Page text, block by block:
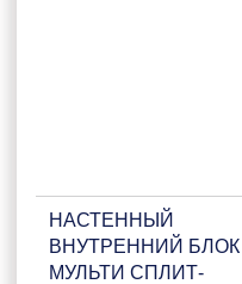
НАСТЕННЫЙ
ВНУТРЕННИЙ БЛОК
МУЛЬТИ СПЛИТ-